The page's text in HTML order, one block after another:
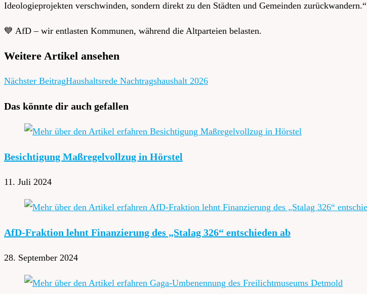
Ideologieprojekten verschwinden, sondern direkt zu den Städten und Gemeinden zurückwandern.“
💙 AfD – wir entlasten Kommunen, während die Altparteien belasten.
Weitere Artikel ansehen
Nächster BeitragHaushaltsrede Nachtragshaushalt 2026
Das könnte dir auch gefallen
Besichtigung Maßregelvollzug in Hörstel
11. Juli 2024
AfD-Fraktion lehnt Finanzierung des „Stalag 326“ entschieden ab
28. September 2024